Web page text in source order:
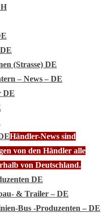
(Strasse) DE
– News – DE
DE
Händler-News sind
von den Händler alle
von Deutschland.
DE
& Trailer – DE
Bus -Produzenten – DE